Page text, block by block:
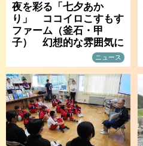
夜を彩る「七夕あか
り」 ココイロこすもす
ファーム（釜石・甲
子） 幻想的な雰囲気に
ニュース